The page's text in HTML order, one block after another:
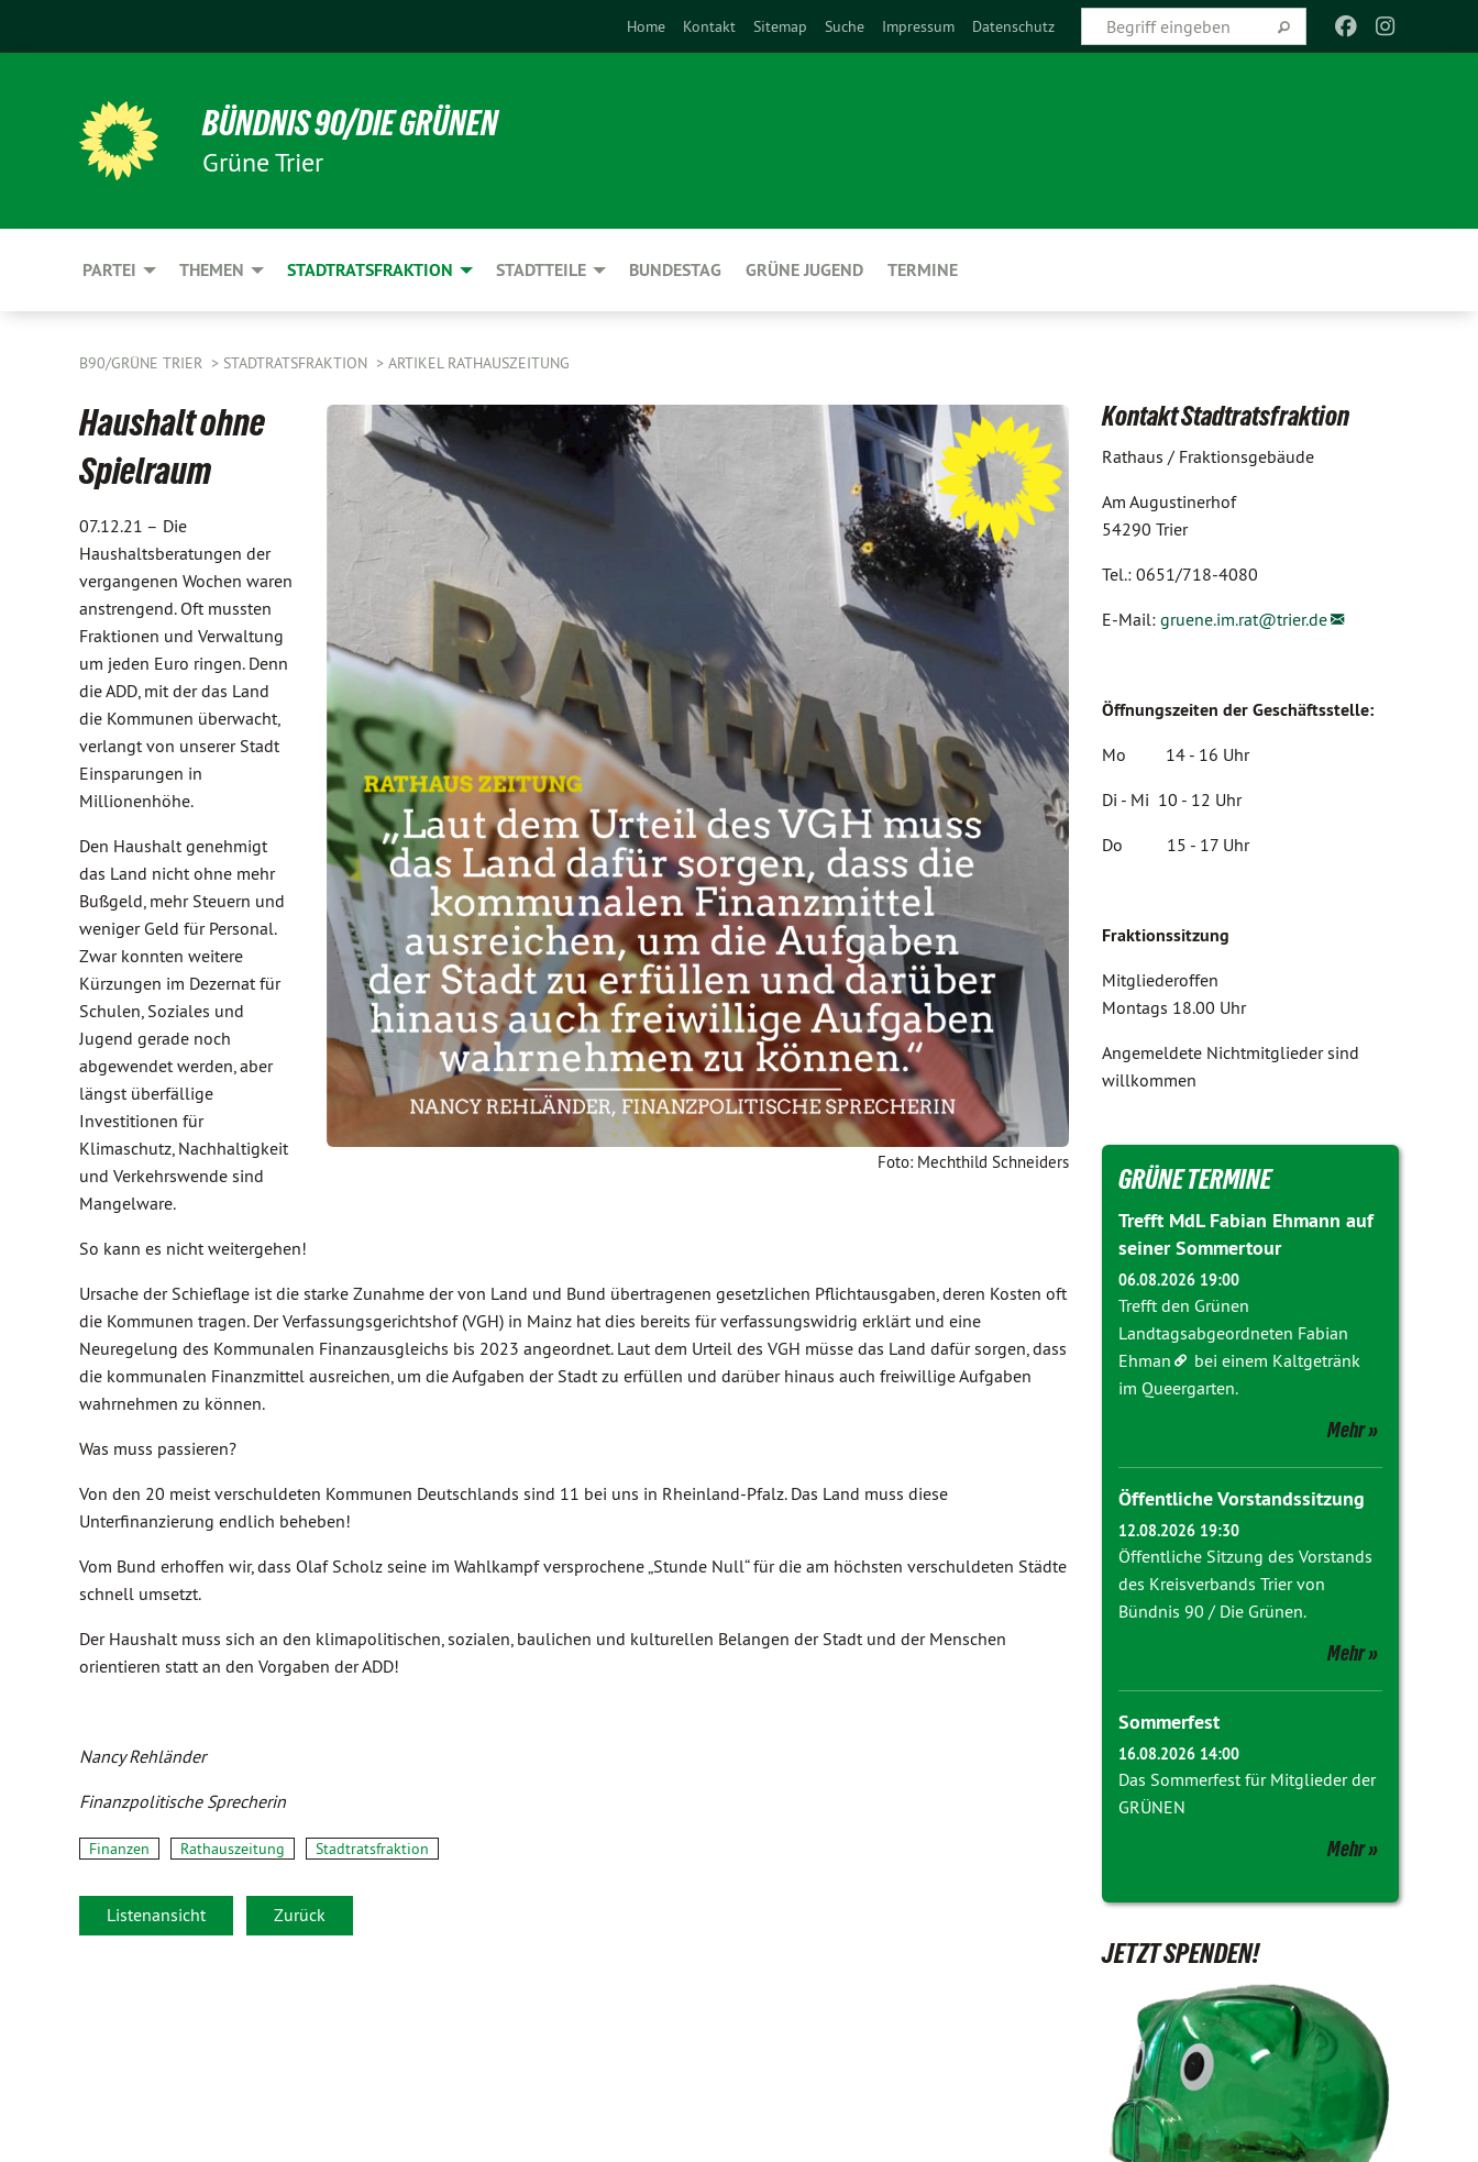
Home Kontakt Sitemap Suche Impressum Datenschutz
BÜNDNIS 90/DIE GRÜNEN
Grüne Trier
PARTEI THEMEN STADTRATSFRAKTION STADTTEILE BUNDESTAG GRÜNE JUGEND TERMINE
B90/GRÜNE TRIER STADTRATSFRAKTION ARTIKEL RATHAUSZEITUNG
Foto: Mechthild Schneiders
Haushalt ohne
Spielraum
07.12.21 – Die
Haushaltsberatungen der
vergangenen Wochen waren
anstrengend. Oft mussten
Fraktionen und Verwaltung
um jeden Euro ringen. Denn
die ADD, mit der das Land
die Kommunen überwacht,
verlangt von unserer Stadt
Einsparungen in
Millionenhöhe.
Den Haushalt genehmigt
das Land nicht ohne mehr
Bußgeld, mehr Steuern und
weniger Geld für Personal.
Zwar konnten weitere
Kürzungen im Dezernat für
Schulen, Soziales und
Jugend gerade noch
abgewendet werden, aber
längst überfällige
Investitionen für
Klimaschutz, Nachhaltigkeit
und Verkehrswende sind
Mangelware.
So kann es nicht weitergehen!
Ursache der Schieflage ist die starke Zunahme der von Land und Bund übertragenen gesetzlichen Pflichtausgaben, deren Kosten oft
die Kommunen tragen. Der Verfassungsgerichtshof (VGH) in Mainz hat dies bereits für verfassungswidrig erklärt und eine
Neuregelung des Kommunalen Finanzausgleichs bis 2023 angeordnet. Laut dem Urteil des VGH müsse das Land dafür sorgen, dass
die kommunalen Finanzmittel ausreichen, um die Aufgaben der Stadt zu erfüllen und darüber hinaus auch freiwillige Aufgaben
wahrnehmen zu können.
Was muss passieren?
Von den 20 meist verschuldeten Kommunen Deutschlands sind 11 bei uns in Rheinland-Pfalz. Das Land muss diese
Unterfinanzierung endlich beheben!
Vom Bund erhoffen wir, dass Olaf Scholz seine im Wahlkampf versprochene „Stunde Null“ für die am höchsten verschuldeten Städte
schnell umsetzt.
Der Haushalt muss sich an den klimapolitischen, sozialen, baulichen und kulturellen Belangen der Stadt und der Menschen
orientieren statt an den Vorgaben der ADD!
Nancy Rehländer
Finanzpolitische Sprecherin
Finanzen Rathauszeitung Stadtratsfraktion
Listenansicht Zurück
Kontakt Stadtratsfraktion
Rathaus / Fraktionsgebäude
Am Augustinerhof
54290 Trier
Tel.: 0651/718-4080
E-Mail: gruene.im.rat@trier.de
Öffnungszeiten der Geschäftsstelle:
Mo 14 - 16 Uhr
Di - Mi 10 - 12 Uhr
Do 15 - 17 Uhr
Fraktionssitzung
Mitgliederoffen
Montags 18.00 Uhr
Angemeldete Nichtmitglieder sind
willkommen
GRÜNE TERMINE
Trefft MdL Fabian Ehmann auf
seiner Sommertour
06.08.2026 19:00
Trefft den Grünen
Landtagsabgeordneten Fabian
Ehman
bei einem Kaltgetränk
im Queergarten.
Mehr
Öffentliche Vorstandssitzung
12.08.2026 19:30
Öffentliche Sitzung des Vorstands
des Kreisverbands Trier von
Bündnis 90 / Die Grünen.
Mehr
Sommerfest
16.08.2026 14:00
Das Sommerfest für Mitglieder der
GRÜNEN
Mehr
JETZT SPENDEN!